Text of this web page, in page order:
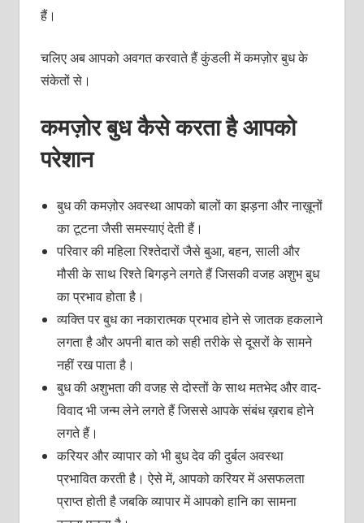
हैं।
चलिए अब आपको अवगत करवाते हैं कुंडली में कमज़ोर बुध के
संकेतों से।
कमज़ोर बुध कैसे करता है आपको
परेशान
बुध की कमज़ोर अवस्था आपको बालों का झड़ना और नाख़ूनों
का टूटना जैसी समस्याएं देती हैं।
परिवार की महिला रिश्तेदारों जैसे बुआ, बहन, साली और
मौसी के साथ रिश्ते बिगड़ने लगते हैं जिसकी वजह अशुभ बुध
का प्रभाव होता है।
व्यक्ति पर बुध का नकारात्मक प्रभाव होने से जातक हकलाने
लगता है और अपनी बात को सही तरीके से दूसरों के सामने
नहीं रख पाता है।
बुध की अशुभता की वजह से दोस्तों के साथ मतभेद और वाद-
विवाद भी जन्म लेने लगते हैं जिससे आपके संबंध ख़राब होने
लगते हैं।
करियर और व्यापार को भी बुध देव की दुर्बल अवस्था
प्रभावित करती है। ऐसे में, आपको करियर में असफलता
प्राप्त होती है जबकि व्यापार में आपको हानि का सामना